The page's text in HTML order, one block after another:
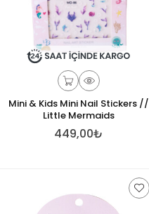
Mini & Kids Mini Nail Stickers //
Little Mermaids
449,00₺